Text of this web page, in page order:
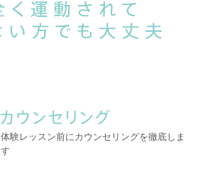
体験レッスン前にカウンセリングを徹底しま
す